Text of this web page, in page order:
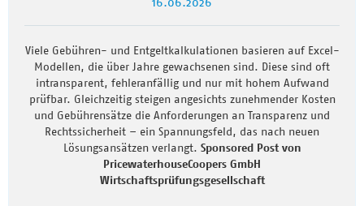
Viele Gebühren- und Entgeltkalkulationen basieren auf Excel-
Modellen, die über Jahre gewachsenen sind. Diese sind oft
intransparent, fehleranfällig und nur mit hohem Aufwand
prüfbar. Gleichzeitig steigen angesichts zunehmender Kosten
und Gebührensätze die Anforderungen an Transparenz und
Rechtssicherheit – ein Spannungsfeld, das nach neuen
Lösungsansätzen verlangt. Sponsored Post von
PricewaterhouseCoopers GmbH
Wirtschaftsprüfungsgesellschaft